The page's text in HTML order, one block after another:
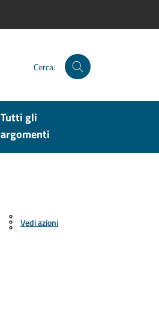
Cerca:
Tutti gli
argomenti
Vedi azioni